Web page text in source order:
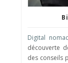
Digital
découverte
des conseils